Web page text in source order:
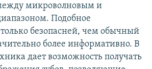
микроволновым и
Подобное
безопасней, чем обычный
более информативно. В
дает возможность получать